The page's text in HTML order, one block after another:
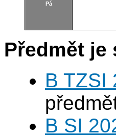
Pá
Předmět
B TZSI
B SI